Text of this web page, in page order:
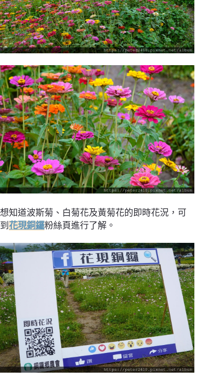
想知道波斯菊、白菊花及黃菊花的即時花況，可
到 花現銅鑼粉絲頁進行了解。